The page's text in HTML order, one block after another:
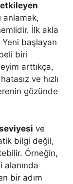
anlamak,
İlk akla
Yeni başlayan
biri
arttıkça,
ve hızlı
gözünde
ve
bilgi değil,
Örneğin,
alanında
bir adım